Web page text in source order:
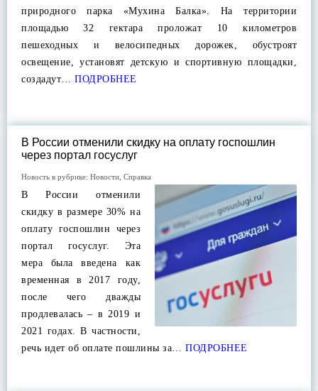
природного парка «Мухина Балка». На территории
площадью 32 гектара проложат 10 километров
пешеходных и велосипедных дорожек, обустроят
освещение, установят детскую и спортивную площадки,
создадут… ПОДРОБНЕЕ
В России отменили скидку на оплату госпошлин
через портал госуслуг
Новость в рубрике: Новости Справка
В России отменили
скидку в размере 30% на
оплату госпошлин через
портал госуслуг. Эта
мера была введена как
временная в 2017 году,
после чего дважды
продлевалась – в 2019 и
2021 годах. В частности,
речь идет об оплате пошлины за… ПОДРОБНЕЕ